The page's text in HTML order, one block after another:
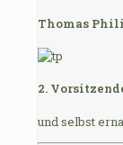
Thomas
2.
und selbst